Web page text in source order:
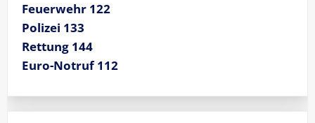
Feuerwehr 122
Polizei 133
Rettung 144
Euro-Notruf 112